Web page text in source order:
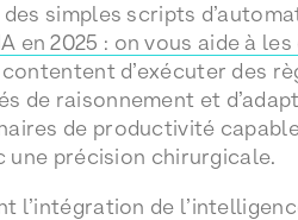
simples scripts
en 2025 : on vous aide à
d’exécuter des
de raisonnement et
de productivité
une précision chirurgicale.
l’intégration de